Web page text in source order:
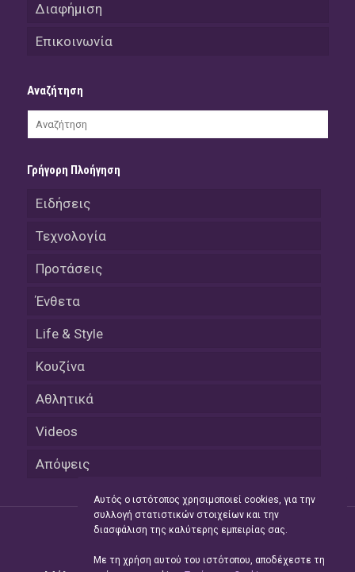
Διαφήμιση
Επικοινωνία
Αναζήτηση
Γρήγορη Πλοήγηση
Ειδήσεις
Τεχνολογία
Προτάσεις
Ένθετα
Life & Style
Κουζίνα
Αθλητικά
Videos
Απόψεις
Αυτός ο ιστότοπος χρησιμοποιεί cookies, για την
συλλογή στατιστικών στοιχείων και την
διασφάλιση της καλύτερης εμπειρίας σας.
Με τη χρήση αυτού του ιστότοπου, αποδέχεστε τη